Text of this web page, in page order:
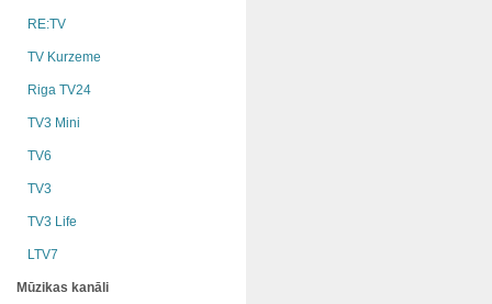
RE:TV
TV Kurzeme
Riga TV24
TV3 Mini
TV6
TV3
TV3 Life
LTV7
Mūzikas kanāli